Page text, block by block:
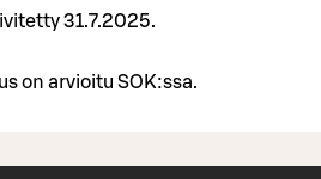
31.7.2025.
on arvioitu SOK:ssa.